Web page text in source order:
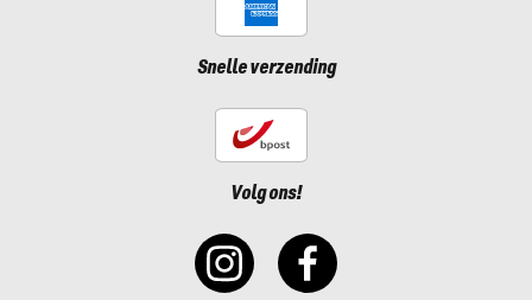
Snelle verzending
Volg ons!